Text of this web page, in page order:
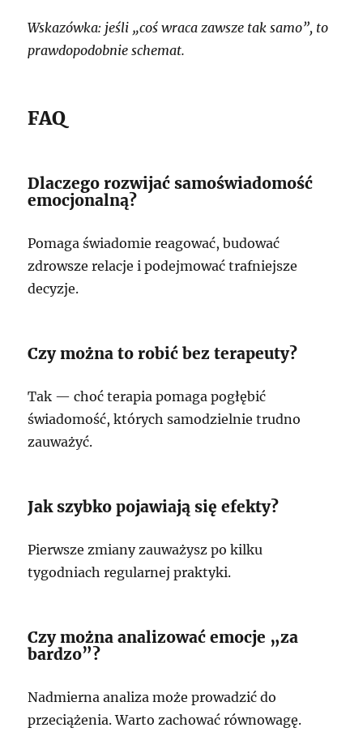
Wskazówka: jeśli „coś wraca zawsze tak samo”, to
prawdopodobnie schemat.
FAQ
Dlaczego rozwijać samoświadomość
emocjonalną?
Pomaga świadomie reagować, budować
zdrowsze relacje i podejmować trafniejsze
decyzje.
Czy można to robić bez terapeuty?
Tak — choć terapia pomaga pogłębić
świadomość, których samodzielnie trudno
zauważyć.
Jak szybko pojawiają się efekty?
Pierwsze zmiany zauważysz po kilku
tygodniach regularnej praktyki.
Czy można analizować emocje „za
bardzo”?
Nadmierna analiza może prowadzić do
przeciążenia. Warto zachować równowagę.